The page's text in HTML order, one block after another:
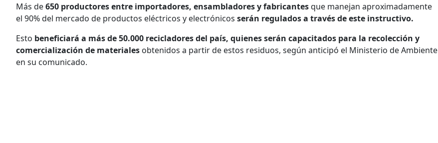
Más de650 productores entre importadores, ensambladores y fabricantesque manejan aproximadamente
el 90% del mercado de productos eléctricos y electrónicos serán regulados a través de este instructivo.
Esto beneficiará a más de 50.000 recicladores del país, quienes serán capacitados para la recolección y
comercialización de materiales obtenidos a partir de estos residuos, según anticipó el Ministerio de Ambiente
en su comunicado.